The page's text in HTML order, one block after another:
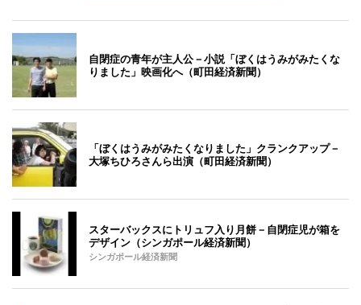
自閉症の青年が主人公－小説「ぼくはうみがみたくな
りました」映画化へ（町田経済新聞）
「ぼくはうみがみたくなりました」クランクアップ－
大塚ちひろさんら出演（町田経済新聞）
スターバックスにトリュフ入り月餅－自閉症児が箱を
デザイン（シンガポール経済新聞）
シンガポール経済新聞